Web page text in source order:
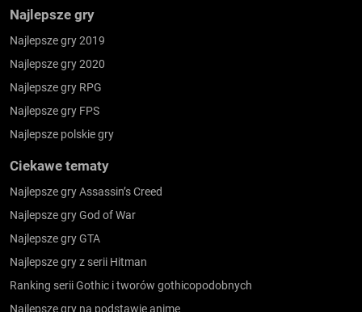
Najlepsze gry
Najlepsze gry 2019
Najlepsze gry 2020
Najlepsze gry RPG
Najlepsze gry FPS
Najlepsze polskie gry
Ciekawe tematy
Najlepsze gry Assassin’s Creed
Najlepsze gry God of War
Najlepsze gry GTA
Najlepsze gry z serii Hitman
Ranking serii Gothic i tworów gothicopodobnych
Najlepsze gry na podstawie anime